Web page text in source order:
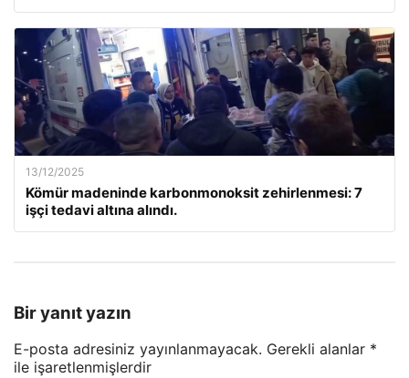
13/12/2025
Kömür madeninde karbonmonoksit zehirlenmesi: 7
işçi tedavi altına alındı.
Bir yanıt yazın
E-posta adresiniz yayınlanmayacak. Gerekli alanlar *
ile işaretlenmişlerdir